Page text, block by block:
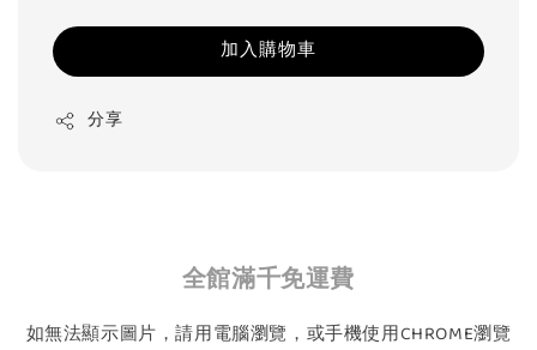
加入購物車
分享
全館滿千免運費
如無法顯示圖片，請用電腦瀏覽，或手機使用CHROME瀏覽